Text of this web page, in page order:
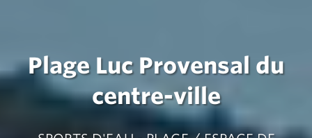
Plage Luc Provensal du
centre-ville